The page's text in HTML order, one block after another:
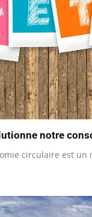
notre
circulaire est